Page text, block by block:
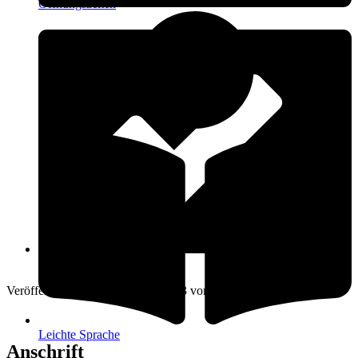
Öffnungszeiten
Leichte Sprache
Veröffentlicht am: 14. Februar 2023 vom
Anschrift